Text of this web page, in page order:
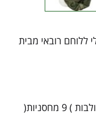
ללוחם רובאי מבית
– 2 פאוצ'ים לרימון רסספאוץ' ארסנל ל3 צולבות ) 9 מחסניות(